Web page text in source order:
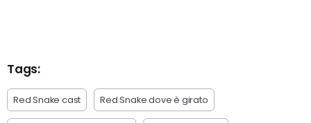
Tags:
Red Snake cast Red Snake dove è girato